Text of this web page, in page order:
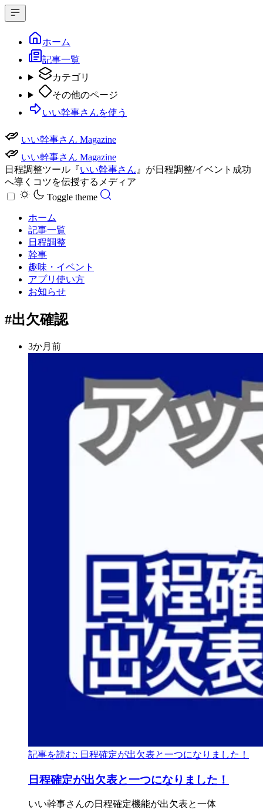
ホーム
記事一覧
カテゴリ
その他のページ
いい幹事さんを使う
いい幹事さん Magazine
いい幹事さん Magazine
日程調整ツール『いい幹事さん 』が日程調整/イベント成功
へ導くコツを伝授するメディア
Toggle theme
ホーム
記事一覧
日程調整
幹事
趣味・イベント
アプリ使い方
お知らせ
#出欠確認
記事を読む: 日程確定が出欠表と一つになりました！
日程確定が出欠表と一つになりました！
いい幹事さんの日程確定機能が出欠表と一体